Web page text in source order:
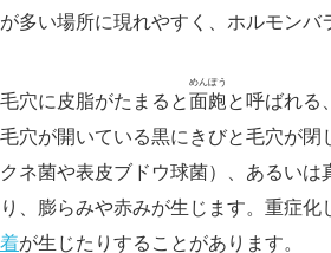
が多い場所に現れやすく、ホルモン
毛穴に皮脂がたまると面皰
めんぽう
と呼ばれる、
毛穴が開いている黒にきびと毛穴が
クネ菌や表皮ブドウ球菌）、あるい
り、膨らみや赤みが生じます。重症
着が生じたりすることがあります。